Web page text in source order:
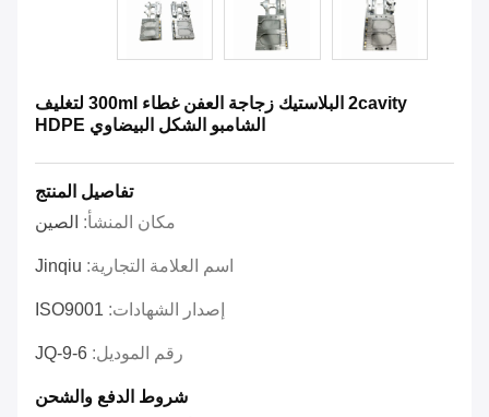
2cavity البلاستيك زجاجة العفن غطاء 300ml لتغليف
الشامبو الشكل البيضاوي HDPE
تفاصيل المنتج
مكان المنشأ: الصين
اسم العلامة التجارية: Jinqiu
إصدار الشهادات: ISO9001
رقم الموديل: JQ-9-6
شروط الدفع والشحن